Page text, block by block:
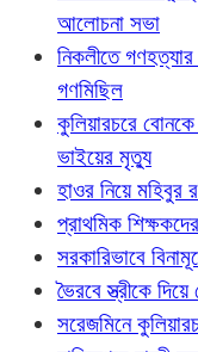
আলোচনা সভা
নিকলীতে
গণমিছিল
কুলিয়ারচরে
ভাইয়ের মৃত্যু
হাওর নিয়ে মহিবুর
প্রাথমিক
সরকারিভাবে
ভৈরবে স্ত্রীকে
সরেজমিনে